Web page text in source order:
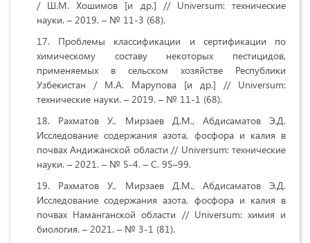
/ Ш.М. Хошимов [и др.] // Universum: технические
науки. – 2019. – № 11-3 (68).
Проблемы классификации и сертификации по
химическому составу некоторых пестицидов,
применяемых в сельском хозяйстве Республики
Узбекистан / М.А. Марупова [и др.] // Universum:
технические науки. – 2019. – № 11-1 (68).
Рахматов У., Мирзаев Д.М., Абдисаматов Э.Д.
Исследование содержания азота, фосфора и калия в
почвах Андижанской области // Universum: технические
науки. – 2021. – № 5-4. – С. 95–99.
Рахматов У., Мирзаев Д.М., Абдисаматов Э.Д.
Исследование содержания азота, фосфора и калия в
почвах Наманганской области // Universum: химия и
биология. – 2021. – № 3-1 (81).